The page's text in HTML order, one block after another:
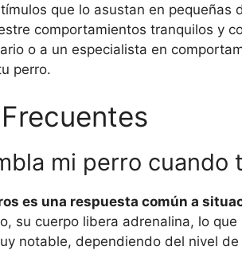
que lo asustan en
comportamientos tranquilos y
o a un especialista en
perro.
mi perro cuando
es una respuesta común a
su cuerpo libera adrenalina, lo
notable, dependiendo del nivel